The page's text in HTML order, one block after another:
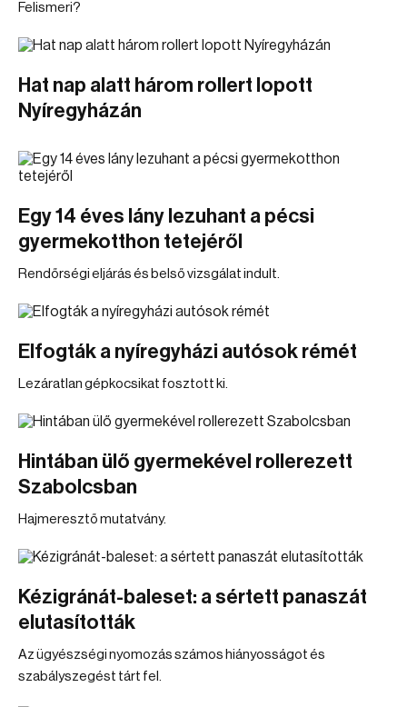
Felismeri?
Hat nap alatt három rollert lopott
Nyíregyházán
Egy 14 éves lány lezuhant a pécsi
gyermekotthon tetejéről
Rendőrségi eljárás és belső vizsgálat indult.
Elfogták a nyíregyházi autósok rémét
Lezáratlan gépkocsikat fosztott ki.
Hintában ülő gyermekével rollerezett
Szabolcsban
Hajmeresztő mutatvány.
Kézigránát-baleset: a sértett panaszát
elutasították
Az ügyészségi nyomozás számos hiányosságot és
szabályszegést tárt fel.